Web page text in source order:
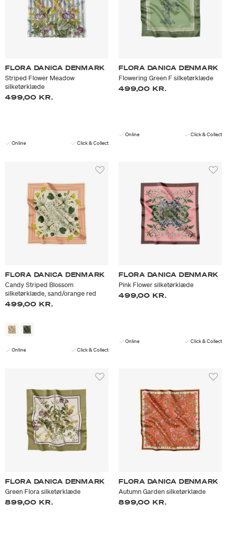
FLORA DANICA DENMARK
Striped Flower Meadow
silketørklæde
499,00 KR.
Online Click & Collect
FLORA DANICA DENMARK
Flowering Green F silketørklæde
499,00 KR.
Online Click & Collect
FLORA DANICA DENMARK
Candy Striped Blossom
silketørklæde, sand/orange red
499,00 KR.
Online Click & Collect
FLORA DANICA DENMARK
Pink Flower silketørklæde
499,00 KR.
Online Click & Collect
FLORA DANICA DENMARK
Green Flora silketørklæde
899,00 KR.
FLORA DANICA DENMARK
Autumn Garden silketørklæde
899,00 KR.